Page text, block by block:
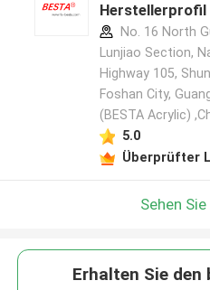
Herstellerprofil
No. 16 North
Lunjiao Section,
Highway 105,
Foshan City,
(BESTA Acrylic)
5.0
Überprüfter
Sehen
Erhalten Sie